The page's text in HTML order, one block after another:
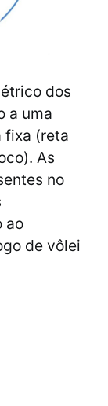
dos
a uma
fixa (reta
As
no
ao
de vôlei